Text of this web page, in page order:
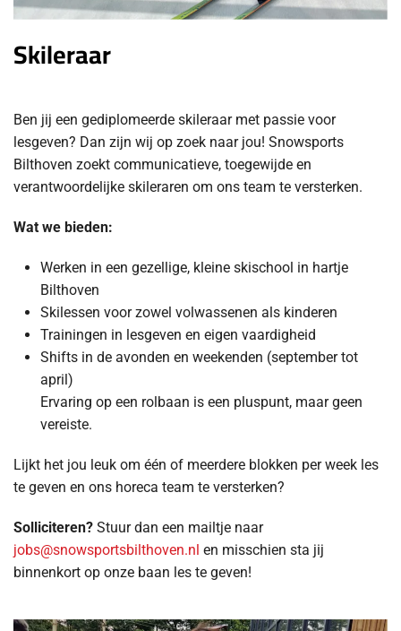
Skileraar
Ben jij een gediplomeerde skileraar met passie voor
lesgeven? Dan zijn wij op zoek naar jou! Snowsports
Bilthoven zoekt communicatieve, toegewijde en
verantwoordelijke skileraren om ons team te versterken.
Wat we bieden:
Werken in een gezellige, kleine skischool in hartje
Bilthoven
Skilessen voor zowel volwassenen als kinderen
Trainingen in lesgeven en eigen vaardigheid
Shifts in de avonden en weekenden (september tot
april)
Ervaring op een rolbaan is een pluspunt, maar geen
vereiste.
Lijkt het jou leuk om één of meerdere blokken per week les
te geven en ons horeca team te versterken?
Solliciteren? Stuur dan een mailtje naar
jobs@snowsportsbilthoven.nl en misschien sta jij
binnenkort op onze baan les te geven!